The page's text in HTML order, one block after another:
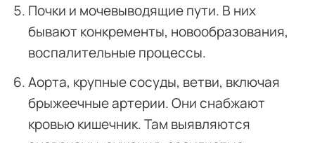
Почки и мочевыводящие пути. В них
бывают конкременты, новообразования,
воспалительные процессы.
Аорта, крупные сосуды, ветви, включая
брыжеечные артерии. Они снабжают
кровью кишечник. Там выявляются